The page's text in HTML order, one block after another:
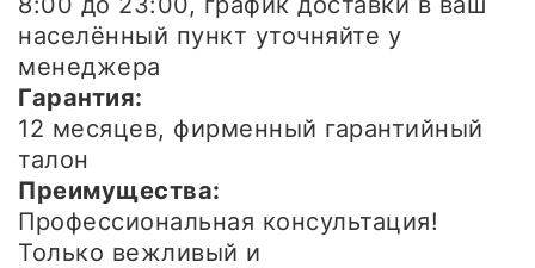
населённый пункт уточняйте у
менеджера
Гарантия:
12 месяцев, фирменный гарантийный
талон
Преимущества:
Профессиональная консультация!
Только вежливый и